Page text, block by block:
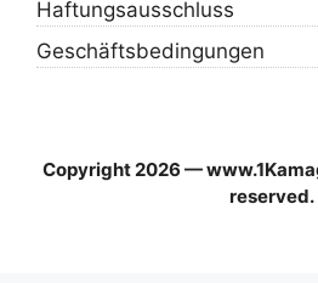
Haftungsausschluss
Geschäftsbedingungen
Copyright 2026 —
reserved.